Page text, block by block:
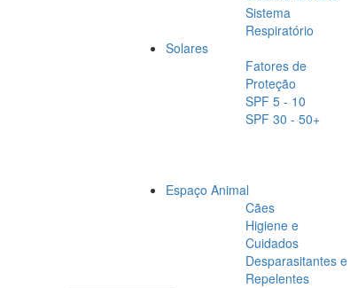
Sistema
Respiratório
Solares
Fatores de
Proteção
SPF 5 - 10
SPF 30 - 50+
Espaço Animal
Cães
Higiene e
Cuidados
Desparasitantes e
Repelentes